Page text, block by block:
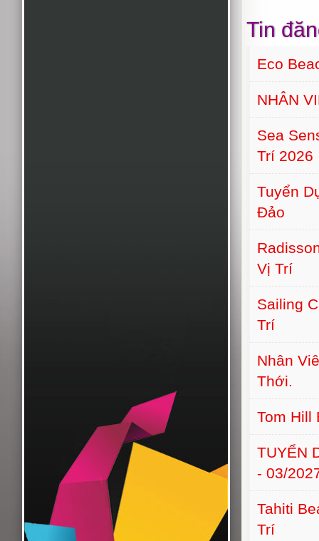
Tin
Eco
NHÂN
Sea
Trí 2026
Tuyển
Đảo
Vị Trí
Sailing
Trí
Nhân
Thới.
Tom Hill
TUYỂN
- 03/
Tahiti
Trí